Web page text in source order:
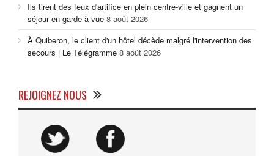
Ils tirent des feux d'artifice en plein centre-ville et gagnent un
séjour en garde à vue 8 août 2026
À Quiberon, le client d'un hôtel décède malgré l'intervention des
secours | Le Télégramme 8 août 2026
REJOIGNEZ NOUS